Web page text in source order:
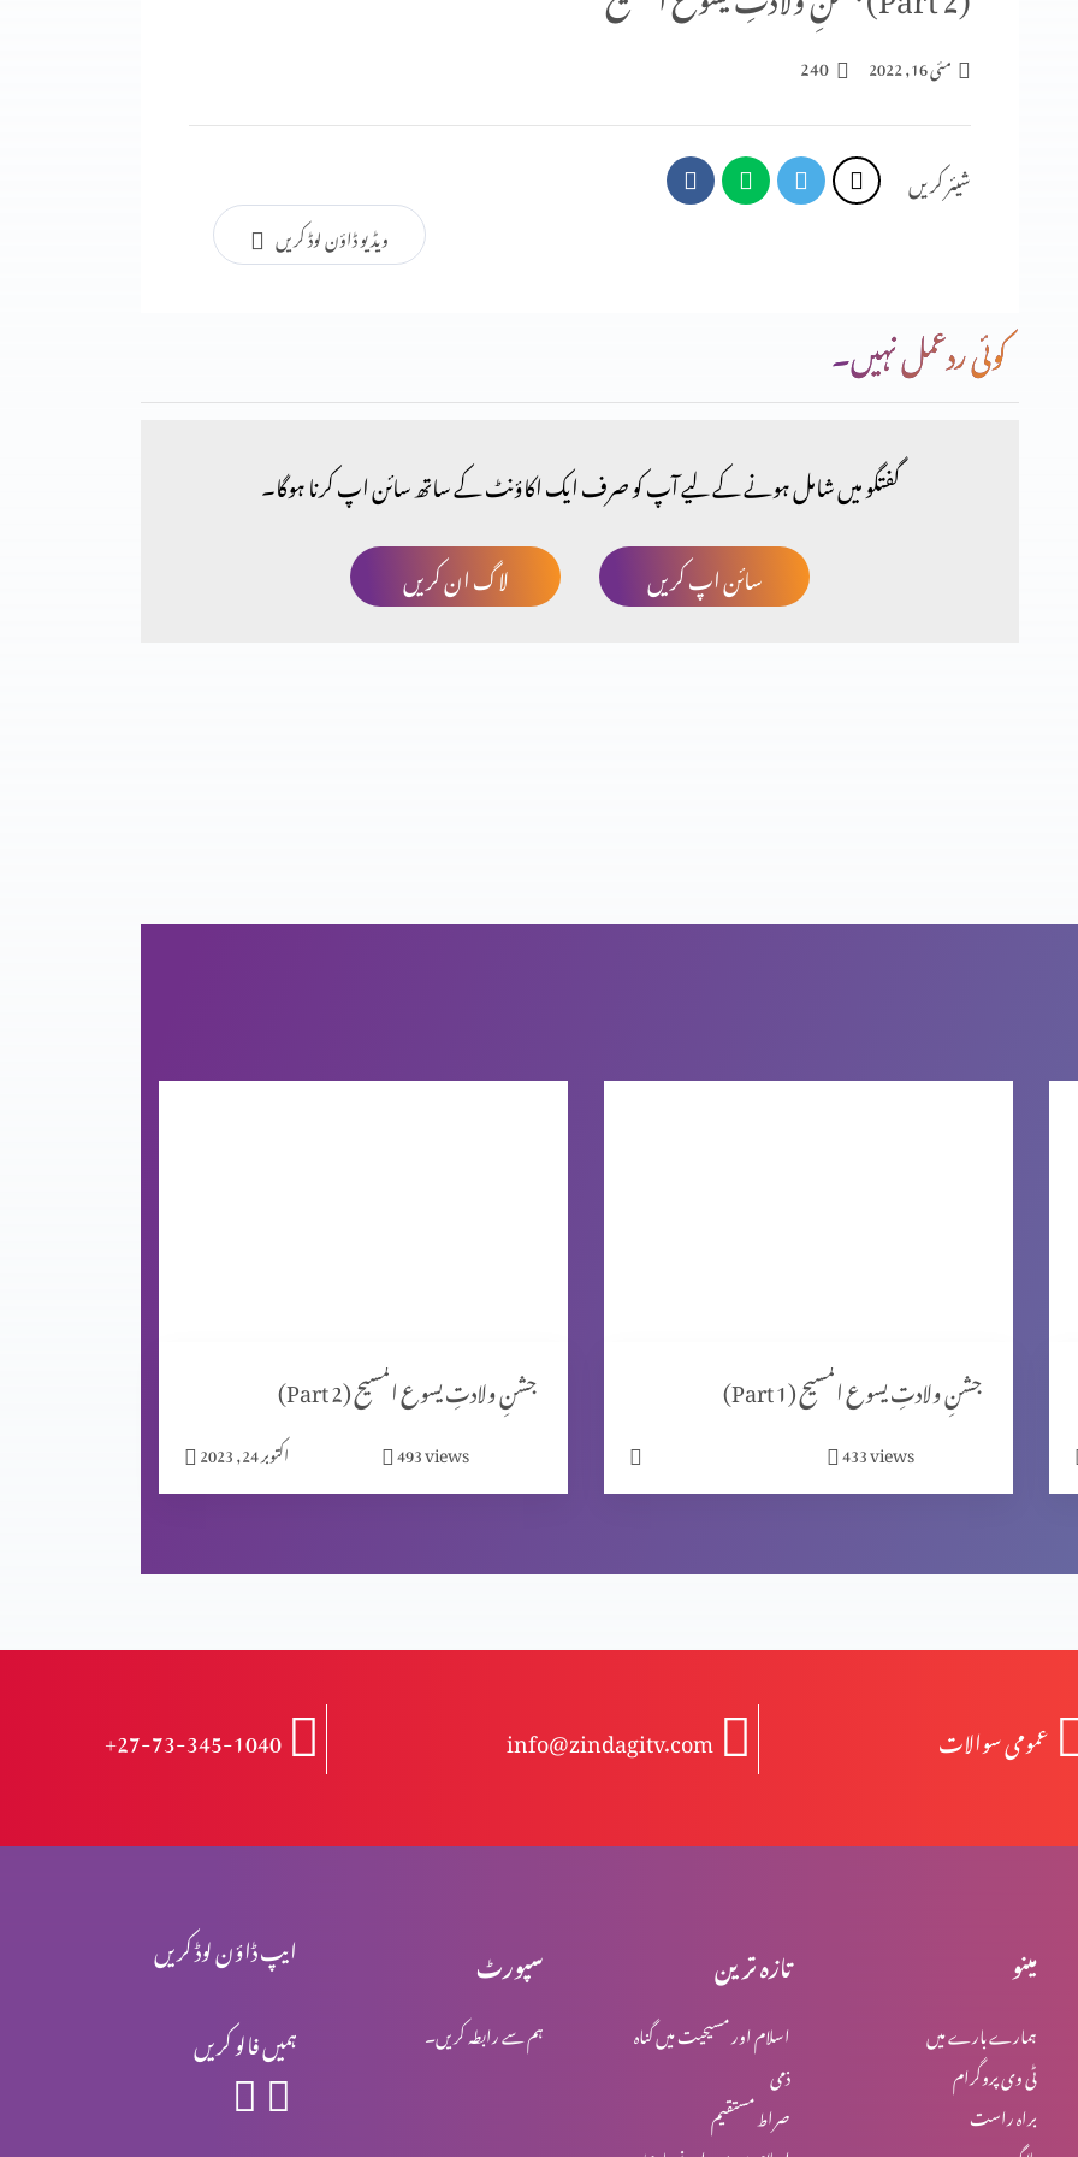
مئی 16, 2022 240
شیئر کریں
ویڈیو ڈاؤن لوڈ کریں
کوئی ردعمل نہیں۔
گفتگو میں شامل ہونے کے لیے آپ کو صرف ایک اکاؤنٹ کے ساتھ سائن اپ کرنا ہوگا۔
لاگ ان کریں
سائن اپ کریں
جشنِ ولادتِ یسوع المسیح (Part 2)
اکتوبر 24, 2023 493views
جشنِ ولادتِ یسوع المسیح (Part 1)
433views
+27-73-345-1040 info@zindagitv.com عمومی سوالات
ایپ ڈاؤن لوڈ کریں
ہمیں فالو کریں
سپورٹ
ہم سے رابطہ کریں۔
تازہ ترین
اسلام اور مسیحیت میں گناہ
ذمی
صراط مستقیم
مینو
ہمارے بارے میں
ٹی وی پروگرام
براہ راست